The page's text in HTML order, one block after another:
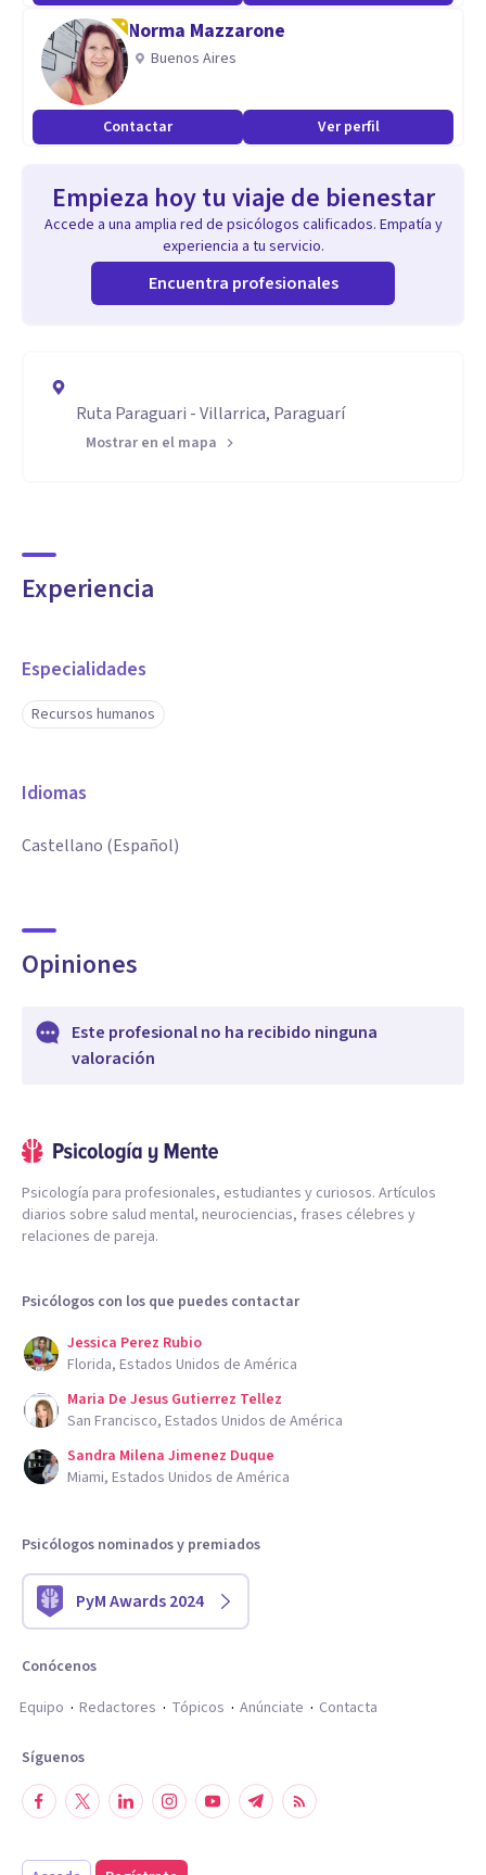
Norma Mazzarone
Buenos Aires
Contactar Ver perfil
Empieza hoy tu viaje de bienestar
Accede a una amplia red de psicólogos calificados. Empatía y
experiencia a tu servicio.
Encuentra profesionales
Ruta Paraguari - Villarrica, Paraguarí
Mostrar en el mapa
Experiencia
Especialidades
Recursos humanos
Idiomas
Castellano (Español)
Opiniones
Este profesional no ha recibido ninguna
valoración
Psicología para profesionales, estudiantes y curiosos. Artículos
diarios sobre salud mental, neurociencias, frases célebres y
relaciones de pareja.
Psicólogos con los que puedes contactar
Jessica Perez Rubio
Florida, Estados Unidos de América
Maria De Jesus Gutierrez Tellez
San Francisco, Estados Unidos de América
Sandra Milena Jimenez Duque
Miami, Estados Unidos de América
Psicólogos nominados y premiados
PyM Awards 2024
Conócenos
Equipo
Redactores Tópicos Anúnciate Contacta
Síguenos